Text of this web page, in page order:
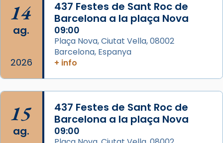
📸 Dr. G. Simón
Photo
View on Facebook · Share
Memòria de les santes Juliana i
Semproniana, verges i màrtirs.
Acompanyant la història de sant Cugat, a
14
ag.
2026
437 Festes de Sant Roc de
Barcelona a la plaça Nova
09:00
Plaça Nova, Ciutat Vella, 08002
Barcelona, Espanya
+ info
15
ag.
437 Festes de Sant Roc de
Barcelona a la plaça Nova
09:00